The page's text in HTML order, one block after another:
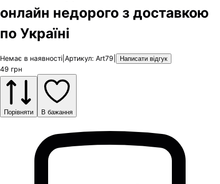
онлайн недорого з доставкою
по Україні
Немає в наявності Артикул: Art79 Написати відгук
49 грн
Порівняти В бажання